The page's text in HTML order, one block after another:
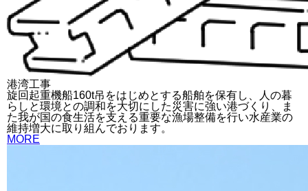
港湾工事
旋回起重機船160t吊をはじめとする船舶を保有し、人の暮
らしと環境との調和を大切にした災害に強い港づくり、ま
た我が国の食生活を支える重要な漁場整備を行い水産業の
維持増大に取り組んでおります。
MORE